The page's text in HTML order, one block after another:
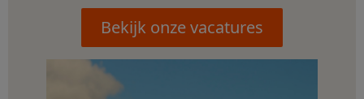
Bekijk onze vacatures